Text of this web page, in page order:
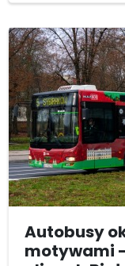
Autobusy
motywami